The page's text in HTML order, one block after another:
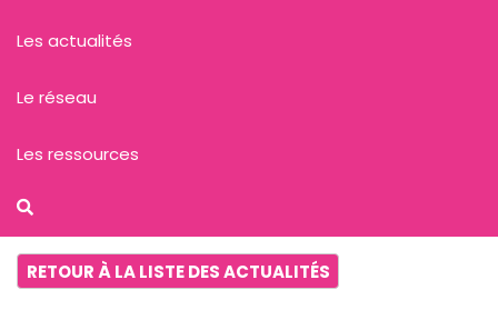
RETOUR À LA LISTE DES ACTUALITÉS
Les actualités
Le réseau
Les ressources